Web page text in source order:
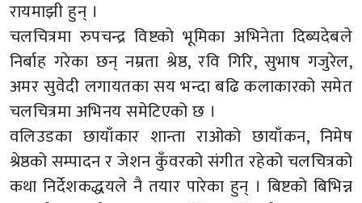
रायमाझी हुन् ।
चलचित्रमा रुपचन्द्र विष्टको भूमिका अभिनेता दिब्यदेबले
निर्बाह गरेका छन् नम्रता श्रेष्ठ, रवि गिरि, सुभाष गजुरेल,
अमर सुवेदी लगायतका सय भन्दा बढि कलाकारको समेत
चलचित्रमा अभिनय समेटिएको छ ।
वलिउडका छायाँकार शान्ता राओको छायाँकन, निमेष
श्रेष्ठको सम्पादन र जेशन कुँवरको संगीत रहेको चलचित्रको
कथा निर्देशकद्धयले नै तयार पारेका हुन् । बिष्टको बिभिन्न